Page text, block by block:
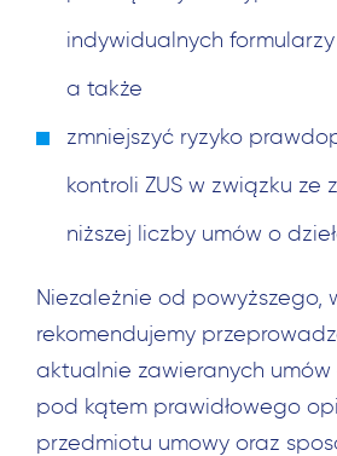
Szukaj:
indywidualnych formularzy
a także
zmniejszyć ryzyko
kontroli ZUS w związku ze
niższej liczby umów o
Niezależnie od powyższego,
rekomendujemy
aktualnie zawieranych umów
pod kątem prawidłowego
przedmiotu umowy oraz